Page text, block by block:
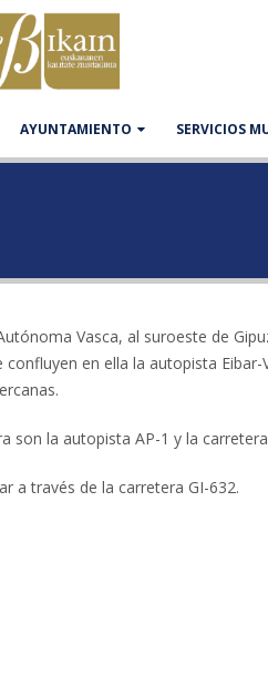
AYUNTAMIENTO SERVICIOS
Vasca, al suroeste de
en ella la autopista
son la autopista AP-1 y la
a través de la carretera GI-632.